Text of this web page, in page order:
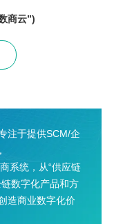
商云”)
注于提供SCM/企
系统，从“供应链
数字化产品和方
造商业数字化价